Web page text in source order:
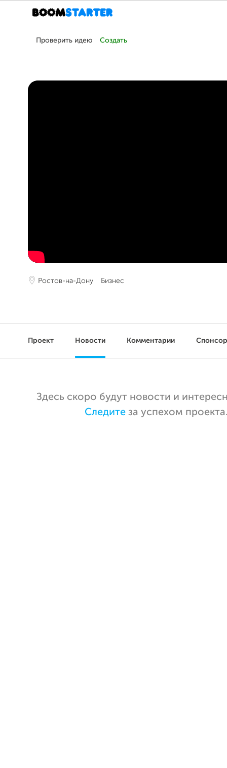
Проверить идею Создать
Ростов-на-Дону Бизнес
Проект Новости Комментарии
Здесь скоро будут новости и
Следите за успехом